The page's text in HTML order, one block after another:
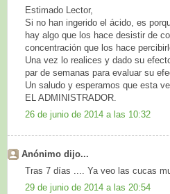
Estimado Lector,
Si no han ingerido el ácido, es
hay algo que los hace desistir de
concentración que los hace
Una vez lo realices y dado su
par de semanas para evaluar su
Un saludo y esperamos que esta
EL ADMINISTRADOR.
26 de junio de 2014 a las 10:32
Anónimo dijo...
Tras 7 días .... Ya veo las cucas
29 de junio de 2014 a las 20:54